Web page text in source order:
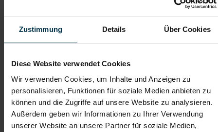
Zustimmung Details Über Cookies
Diese Website verwendet Cookies
Wir verwenden Cookies, um Inhalte und Anzeigen zu
personalisieren, Funktionen für soziale Medien anbieten zu
können und die Zugriffe auf unsere Website zu analysieren.
Außerdem geben wir Informationen zu Ihrer Verwendung
unserer Website an unsere Partner für soziale Medien,
Dateianhänge (max. 30MB gesamt - Bilder, Word oder PDF)
Lebenslauf
Bewerbungsschreiben